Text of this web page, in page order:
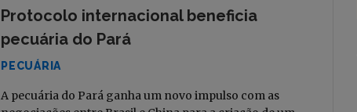
Protocolo internacional beneficia
pecuária do Pará
PECUÁRIA
A pecuária do Pará ganha um novo impulso com as